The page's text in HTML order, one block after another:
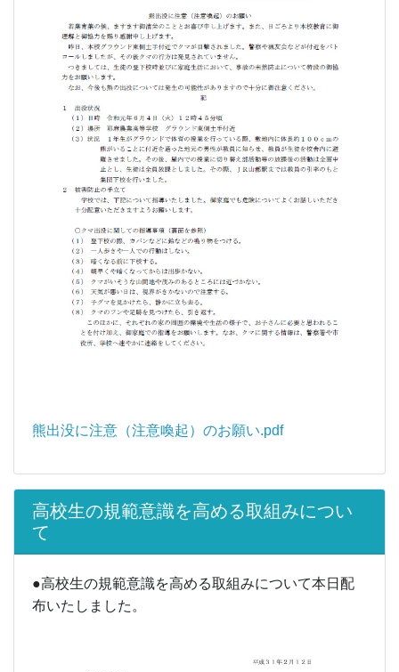
熊出没に注意（注意喚起）のお願い.pdf
高校生の規範意識を高める取組みについ
て
●高校生の規範意識を高める取組みについて本日配
布いたしました。